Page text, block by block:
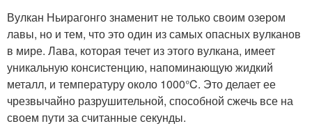
Вулкан Ньирагонго знаменит не только своим озером
лавы, но и тем, что это один из самых опасных вулканов
в мире. Лава, которая течет из этого вулкана, имеет
уникальную консистенцию, напоминающую жидкий
металл, и температуру около 1000°C. Это делает ее
чрезвычайно разрушительной, способной сжечь все на
своем пути за считанные секунды.